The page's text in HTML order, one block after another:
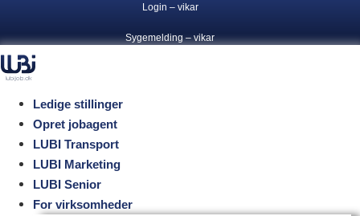
indhold
Login – vikar
Sygemelding – vikar
Ledige stillinger
Opret jobagent
LUBI Transport
LUBI Marketing
LUBI Senior
For virksomheder